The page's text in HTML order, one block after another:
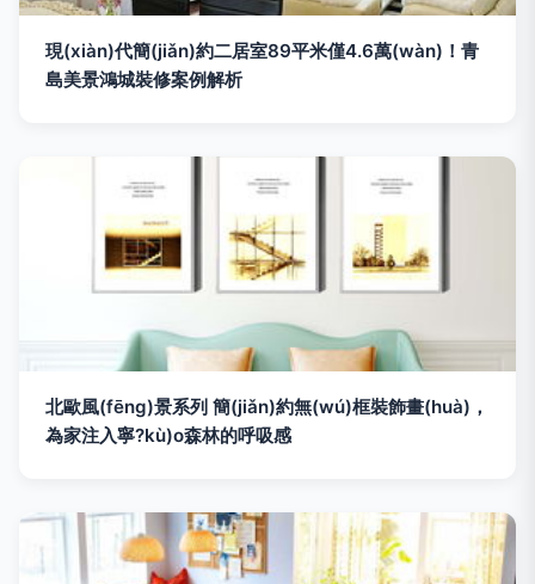
現(xiàn)代簡(jiǎn)約二居室89平米僅4.6萬(wàn)！青
島美景鴻城裝修案例解析
北歐風(fēng)景系列 簡(jiǎn)約無(wú)框裝飾畫(huà)，
為家注入寧?kù)o森林的呼吸感